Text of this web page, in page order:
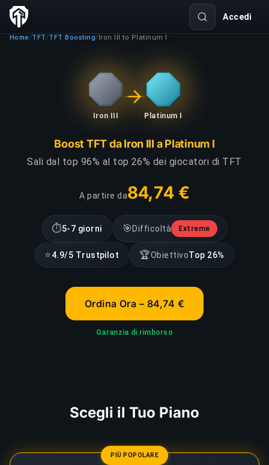
Accedi
Home /TFT /TFT Boosting/Iron III to Platinum I
Iron III Platinum I
Boost TFT da Iron III a Platinum I
Sali dal top 96% al top 26% dei giocatori di TFT
A partire da84,74 €
⏱5-7 giorni 🎯Difficoltà Extreme
⭐4.9/5 Trustpilot 🏆ObiettivoTop 26%
Ordina Ora – 84,74 €
Garanzia di rimborso
Scegli il Tuo Piano
PIÙ POPOLARE